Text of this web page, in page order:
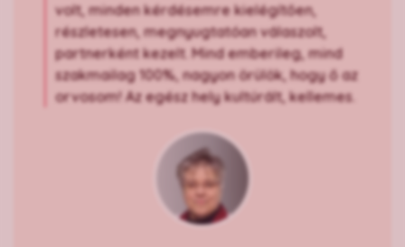
volt, minden kérdésemre kielégítően,
részletesen, megnyugtatóan válaszolt,
partnerként kezelt. Mind emberileg, mind
szakmailag 100%, nagyon örülök, hogy ő az
orvosom! Az egész hely kultúrált, kellemes.